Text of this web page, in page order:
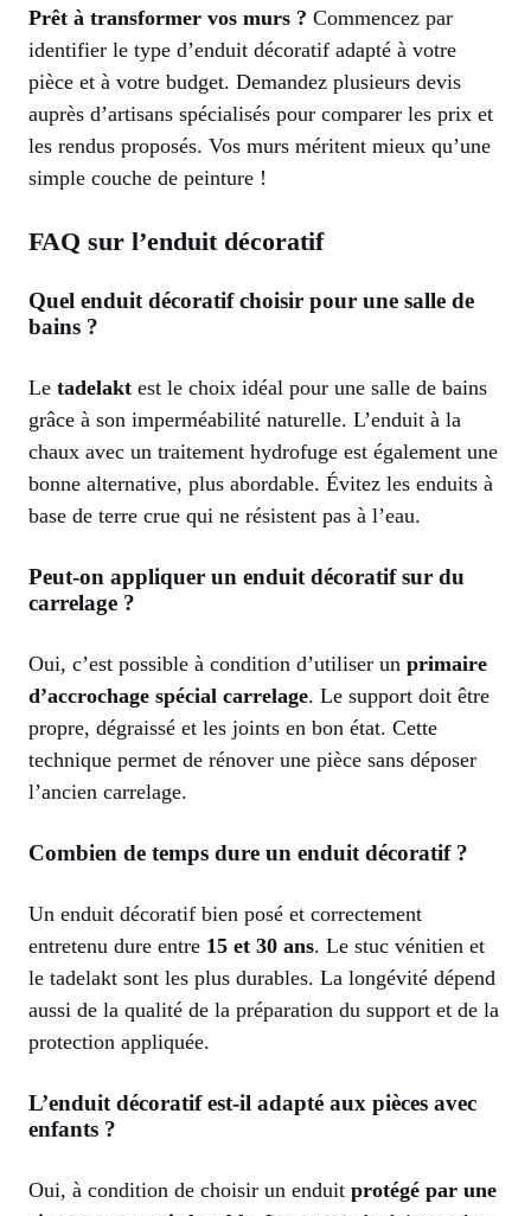
Prêt à transformer vos murs ? Commencez par
identifier le type d’enduit décoratif adapté à votre
pièce et à votre budget. Demandez plusieurs devis
auprès d’artisans spécialisés pour comparer les prix et
les rendus proposés. Vos murs méritent mieux qu’une
simple couche de peinture !
FAQ sur l’enduit décoratif
Quel enduit décoratif choisir pour une salle de
bains ?
Le tadelakt est le choix idéal pour une salle de bains
grâce à son imperméabilité naturelle. L’enduit à la
chaux avec un traitement hydrofuge est également une
bonne alternative, plus abordable. Évitez les enduits à
base de terre crue qui ne résistent pas à l’eau.
Peut-on appliquer un enduit décoratif sur du
carrelage ?
Oui, c’est possible à condition d’utiliser un primaire
d’accrochage spécial carrelage. Le support doit être
propre, dégraissé et les joints en bon état. Cette
technique permet de rénover une pièce sans déposer
l’ancien carrelage.
Combien de temps dure un enduit décoratif ?
Un enduit décoratif bien posé et correctement
entretenu dure entre 15 et 30 ans. Le stuc vénitien et
le tadelakt sont les plus durables. La longévité dépend
aussi de la qualité de la préparation du support et de la
protection appliquée.
L’enduit décoratif est-il adapté aux pièces avec
enfants ?
Oui, à condition de choisir un enduit protégé par une